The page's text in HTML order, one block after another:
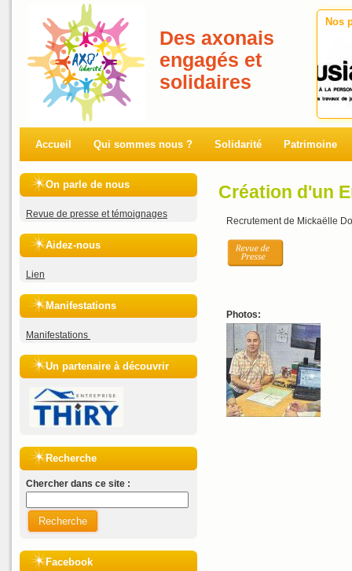
Des axonais
engagés et
solidaires
Accueil Qui sommes nous ? Solidarité Patrimoine
Nos
On parle de nous
Revue de presse et témoignages
Aidez-nous
Lien
Manifestations
Manifestations
Un partenaire à découvrir
Recherche
Chercher dans ce site :
Recherche
Facebook
Création d'un
Recrutement de Mickaëlle
Photos: